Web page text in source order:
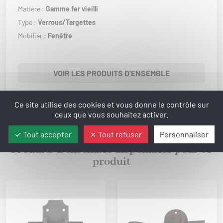
Matière : Gamme fer vieilli
Type : Verrous/Targettes
Mobilier : Fenêtre
VOIR LES PRODUITS D'ENSEMBLE
Produits d'ensemble disponibles pour ce
produit
Ce site utilise des cookies et vous donne le contrôle sur
ceux que vous souhaitez activer.
Tout accepter Tout refuser Personnaliser